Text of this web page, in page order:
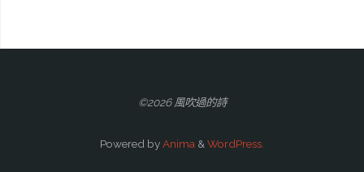
©2026 風吹過的詩
Powered byAnima & WordPress.